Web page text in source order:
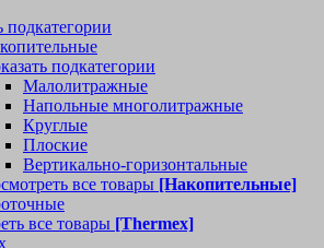
подкатегории
подкатегории
Малолитражные
Напольные многолитражные
Круглые
Плоские
Вертикально-горизонтальные
все товары [Накопительные]
все товары [Thermex]